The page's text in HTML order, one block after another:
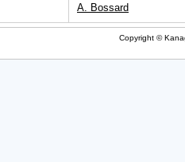
A. Bossard
Copyright ©